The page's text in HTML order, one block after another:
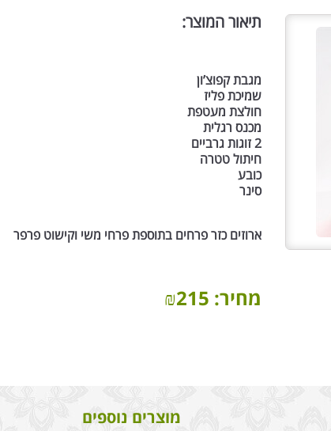
תיאור המוצר:
מגבת קפוצ’ון
שמיכת פליז
חולצת מעטפת
מכנס רגלית
2 זוגות גרביים
חיתול טטרה
כובע
סינר
ארוזים כזר פרחים בתוספת פרחי משי וקישוט פרפר
מחיר: ₪215
מוצרים נוספים